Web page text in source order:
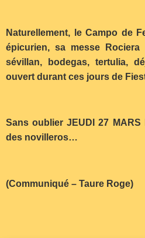
Naturellement, le Campo de
épicurien, sa messe
sévillan, bodegas, tertulia,
ouvert durant ces jours de
Sans oublier JEUDI 27
des novilleros…
(Communiqué – Taure Roge)